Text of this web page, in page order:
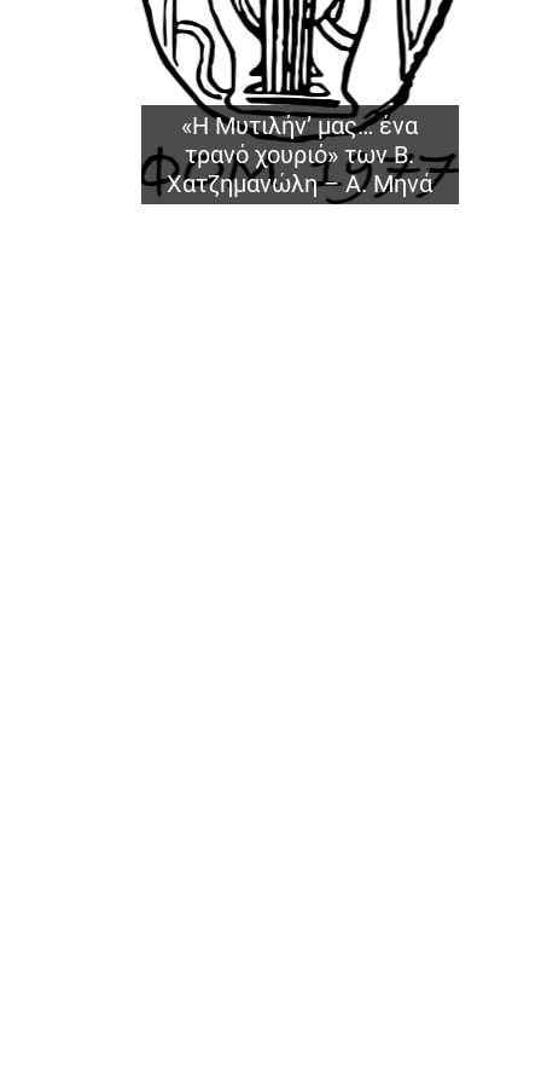
«Η Μυτιλήν’ μας… ένα
τρανό χουριό» των Β.
Χατζημανώλη – Α. Μηνά